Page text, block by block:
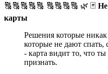
🔠🔠🔠🔠🔠 🔠🔠🔠🔠 🌿 🃏
карты
Решения которые
которые не дают спать,
- карта видит то, что
признать.